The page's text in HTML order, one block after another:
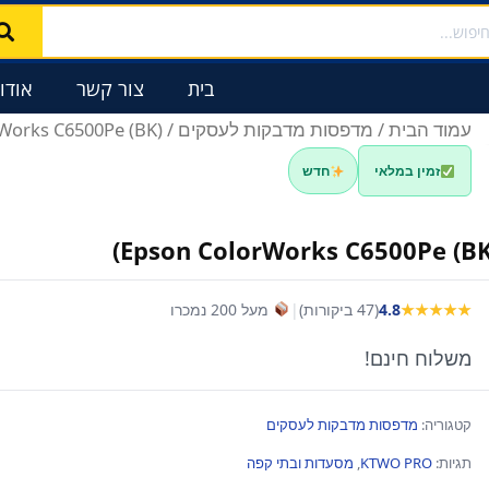
בית צור קשר
עמוד הבית/ מדפסות מדבקות לעסקים / Epson ColorWorks C6500Pe (BK)
זמין במלאי חדש
Epson ColorWorks C6500Pe
★★★★★
4.8(47 ביקורות) | מעל 200 נמכרו
משלוח חינם!
קטגוריה: מדפסות מדבקות לעסקים
תגיות: KTWO PRO
, מסעדות ובתי קפה